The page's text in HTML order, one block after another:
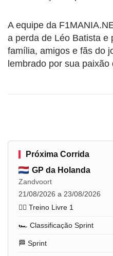
A equipe da
a perda de Léo Batista e
família, amigos e fãs do
lembrado por sua
Próxima Corrida
GP da Holanda
Zandvoort
21/08/2026 a 23/08/2026
🏋️‍♂️ Treino Livre 1
🏎️ Classificação Sprint
🏁 Sprint